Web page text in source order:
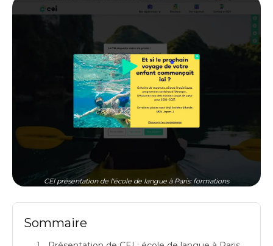
CEI présentation de l'école de langue à Paris: formations
Sommaire